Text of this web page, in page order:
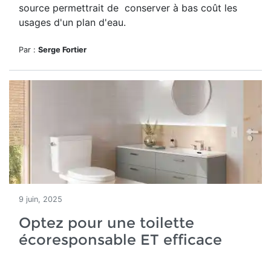
source permettrait de conserver à bas coût les
usages d'un plan d'eau.
Par : Serge Fortier
9 juin, 2025
Optez pour une toilette
écoresponsable ET efficace